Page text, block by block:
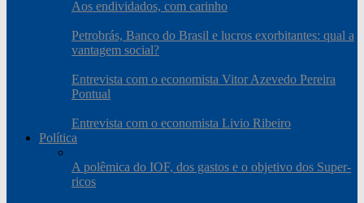
Aos endividados, com carinho
Petrobrás, Banco do Brasil e lucros exorbitantes: qual a
vantagem social?
Entrevista com o economista Vitor Azevedo Pereira
Pontual
Entrevista com o economista Livio Ribeiro
Política
A polêmica do IOF, dos gastos e o objetivo dos Super-
ricos